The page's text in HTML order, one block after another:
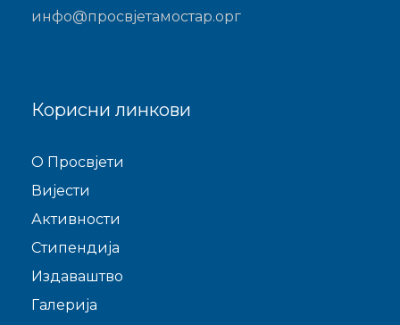
инфо@просвјетамостар.орг
Корисни линкови
O Просвјети
Виjести
Активности
Стипендија
Издаваштво
Галерија